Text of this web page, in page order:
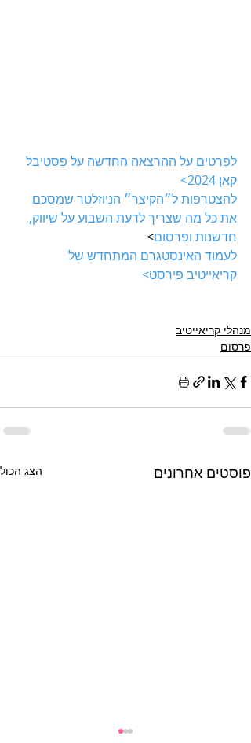
לפרטים על ההרצאה החדשה על פסטיבל
קאן 2024>
להצטרפות ל״הקיצר״ הניוזלטר שמסכם
את כל מה שצריך לדעת השבוע על שיווק,
חדשנות ופרסום>
לעמוד האינסטגרם המתחדש של
קריאייטיב פירסט>
מנהלי קריאייטיב
פרסום
פוסטים אחרונים הצג הכול